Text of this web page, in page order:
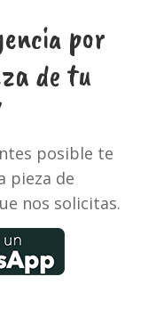
por
de tu
posible te
pieza de
nos solicitas.